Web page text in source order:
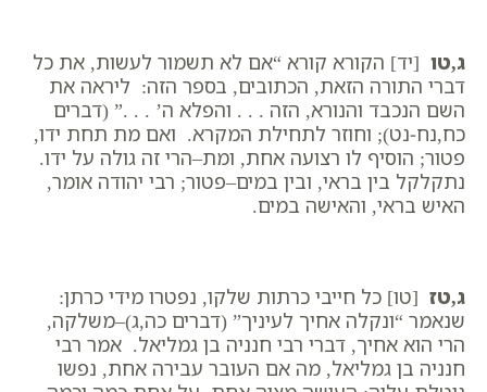
ג,טו [יד] הקורא קורא “אם לא תשמור לעשות, את כל
דברי התורה הזאת, הכתובים, בספר הזה: ליראה את
השם הנכבד והנורא, הזה . . . והפלא ה’ . . .” (דברים
כח,נח-נט); וחוזר לתחילת המקרא. ואם מת תחת ידו,
פטור; הוסיף לו רצועה אחת, ומת–הרי זה גולה על ידו.
נתקלקל בין בראי, ובין במים–פטור; רבי יהודה אומר,
האיש בראי, והאישה במים.
ג,טז [טו] כל חייבי כרתות שלקו, נפטרו מידי כרתן:
שנאמר “ונקלה אחיך לעיניך” (דברים כה,ג)–משלקה,
הרי הוא אחיך, דברי רבי חנניה בן גמליאל. אמר רבי
חנניה בן גמליאל, מה אם העובר עבירה אחת, נפשו